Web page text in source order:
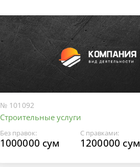
№ 101092
Строительные услуги
Без правок:
1000000 сум
С правками:
1200000 сум